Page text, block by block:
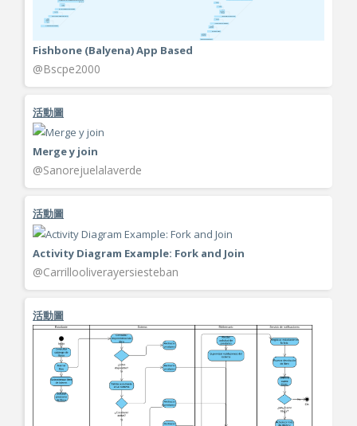
Fishbone (Balyena) App Based
@Bscpe2000
活動圖
Merge y join
@Sanorejuelalaverde
活動圖
Activity Diagram Example: Fork and Join
@Carrillooliverayersiesteban
活動圖